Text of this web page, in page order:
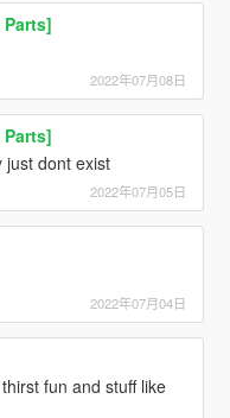
2022年07月08日
just dont exist
2022年07月05日
2022年07月04日
fun and stuff like